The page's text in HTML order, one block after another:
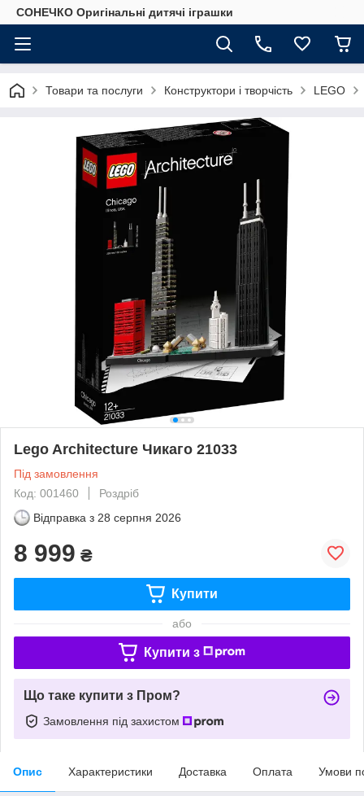
СОНЕЧКО Оригінальні дитячі іграшки
Товари та послуги Конструктори і творчість LEGO
Lego Architecture Чикаго 21033
Під замовлення
Код: 001460
Роздріб
Відправка з 28 серпня 2026
8 999 ₴
Купити
або
Купити з
Що таке купити з Пром?
Замовлення під захистом
Опис Характеристики Доставка Оплата Умови